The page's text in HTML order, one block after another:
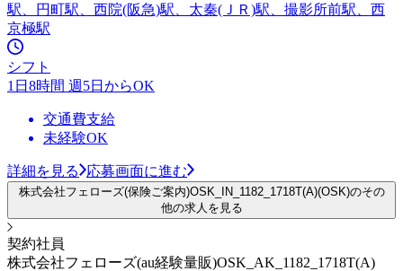
駅、円町駅、西院(阪急)駅、太秦(ＪＲ)駅、撮影所前駅、西
京極駅
シフト
1日8時間 週5日からOK
交通費支給
未経験OK
詳細を見る 応募画面に進む
株式会社フェローズ(保険ご案内)OSK_IN_1182_1718T(A)(OSK)のその
他の求人を見る
契約社員
株式会社フェローズ(au経験量販)OSK_AK_1182_1718T(A)